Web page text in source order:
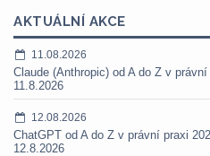
AKTUÁLNÍ AKCE
11.08.2026
Claude (Anthropic) od A do Z v
11.8.2026
12.08.2026
ChatGPT od A do Z v právní praxi
12.8.2026